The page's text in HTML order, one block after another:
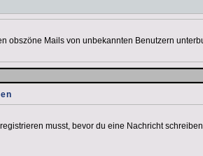
obszöne Mails von unbekannten Benutzern
musst, bevor du eine Nachricht